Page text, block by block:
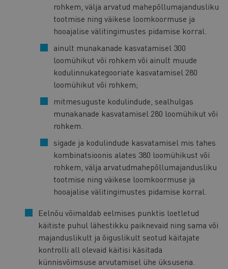
rohkem, välja arvatud mahepõllumajandusliku
tootmise ning väikese loomkoormuse ja
hooajalise välitingimustes pidamise korral.
ainult munakanade kasvatamisel 300
loomühikut või rohkem või ainult muude
kodulinnukategooriate kasvatamisel 280
loomühikut või rohkem;
mitmesuguste kodulindude, sealhulgas
munakanade kasvatamisel 280 loomühikut või
rohkem.
sigade ja kodulindude kasvatamisel mis tahes
kombinatsioonis alates 380 loomühikust või
rohkem, välja arvatudmahepõllumajandusliku
tootmise ning väikese loomkoormuse ja
hooajalise välitingimustes pidamise korral.
Eelnõu võimaldab eelmises punktis loetletud
käitiste puhul lähestikku paiknevaid ning sama või
majanduslikult ja õiguslikult seotud käitajate
kontrolli all olevaid käitisi käsitada
künnisvõimsuse arvutamisel ühe üksusena.